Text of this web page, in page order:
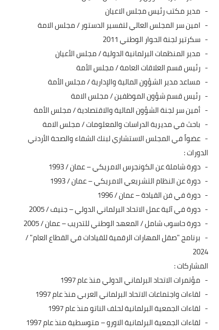
- مدير مكتب رئيس مجلس الاعيان
- امين سر المجلس العالي لتفسير الدستور / مجلس الامة
- سكرتير لجنة الحوار الوطني 2011
- مدير المنظمات البرلمانية الدولية / مجلس الأعيان
- رئيس قسم العلاقات العامة / مجلس الأمة
- مساعد مدير الشؤون المالية والإدارية / مجلس الأمة
- رئيس قسم شؤون الموظفين / مجلس الامة
- أمين سر لجنة الشؤون المالية والاقتصادية / مجلس الأمة
- باحث في مديرية الدراسات والمعلومات / مجلس الامة
- عضواً في المجلس الاستشاري لبنك الشفاء والصحة الأردني
الدورات :
- دورة شاملة عن الكونجرس الامريكي – عمان / 1993
- دورة عن النظام التشريعي الامريكي – عمان / 1993
- دورة في فن القيادة – عمان / 1996
- دورة في آلية عمل الاتحاد البرلماني الدولي – جنيف / 2005
- دورة حاسوب شامل / المعهد الوطني للتدريب – عمان / 2005
- برنامج "صقل المهارات الرقمية للقيادات في القطاع العام" /
2024
المشاركات :
- مؤتمرات الاتحاد البرلماني الدولي منذ عام 1997
- لقاءات واجتماعات الاتحاد البرلماني العربي منذ عام 1997
- لقاءات الجمعية البرلمانية لحلف الناتو منذ عام 1997
- لقاءات الجمعية البرلمانية الاورو – متوسطية منذ عام 1997